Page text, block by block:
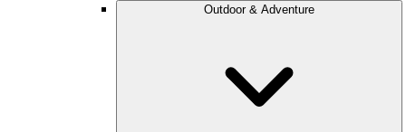
Outdoor & Adventure